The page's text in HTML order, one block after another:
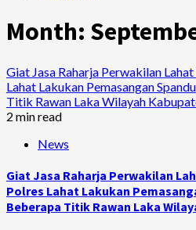
Month:
Giat Jasa Raharja Perwakilan
Lahat Lakukan Pemasangan
Titik Rawan Laka Wilayah
2 min read
News
Giat Jasa Raharja Perwakilan
Polres Lahat Lakukan
Beberapa Titik Rawan Laka